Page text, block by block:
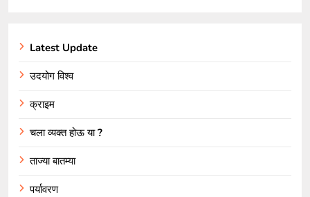
Latest Update
उदयोग विश्व
क्राइम
चला व्यक्त होऊ या ?
ताज्या बातम्या
पर्यावरण